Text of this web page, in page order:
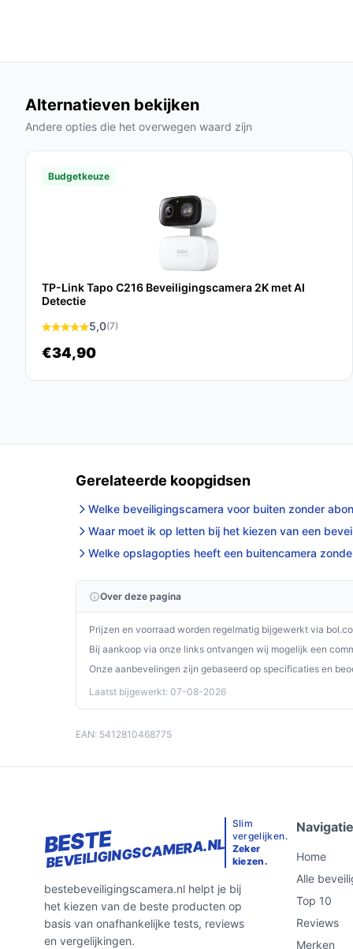
Ja, deze camera is speciaal ontworpen voor
Wat zijn de belangrijkste verschillen met andere
gebruiksvriendelijke installatie, zonder in te
bewegingsdetectie.
De Nedis SmartLife Beveiligingscamera Buiten
waarde hecht aan veiligheid en gebruiksgemak.
ontwerp biedt deze camera de bescherming die
wat perfect past bij jouw behoeften!
Alternatieven bekijken
Andere opties die het overwegen waard zijn
Budgetkeuze
TP-Link Tapo C216 Beveiligingscamera 2K met AI
Detectie
5,0(7)
€34,90
Gerelateerde koopgidsen
Welke beveiligingscamera voor buiten zonder
Waar moet ik op letten bij het kiezen van een
Welke opslagopties heeft een buitencamera
Over deze pagina
Prijzen en voorraad worden regelmatig bijgewerkt via
Bij aankoop via onze links ontvangen wij mogelijk een
Onze aanbevelingen zijn gebaseerd op specificaties en
Laatst bijgewerkt: 07-08-2026
EAN: 5412810468775
BESTE
BEVEILIGINGSCAMERA.NL
Slim
vergelijken.
Zeker
kiezen.
bestebeveiligingscamera.nl helpt je bij
het kiezen van de beste producten op
basis van onafhankelijke tests, reviews
en vergelijkingen.
Navigatie
Home
Alle
Top 10
Reviews
Merken